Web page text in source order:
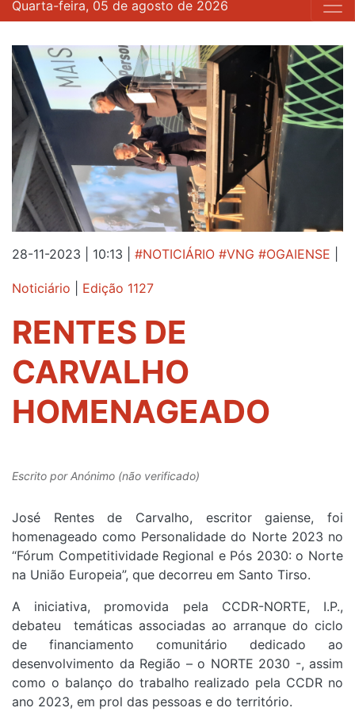
Quarta-feira, 05 de agosto de 2026
28-11-2023 | 10:13 #NOTICIÁRIO #VNG #OGAIENSE
Noticiário Edição 1127
RENTES DE
CARVALHO
HOMENAGEADO
Escrito porAnónimo (não verificado)
José Rentes de Carvalho, escritor gaiense, foi
homenageado como Personalidade do Norte 2023 no
“Fórum Competitividade Regional e Pós 2030: o Norte
na União Europeia”, que decorreu em Santo Tirso.
A iniciativa, promovida pela CCDR-NORTE, I.P.,
debateu temáticas associadas ao arranque do ciclo
de financiamento comunitário dedicado ao
desenvolvimento da Região – o NORTE 2030 -, assim
como o balanço do trabalho realizado pela CCDR no
ano 2023, em prol das pessoas e do território.